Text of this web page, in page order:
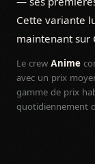
Cette variante
maintenant sur
Le crew Anime
avec un prix
gamme de prix
quotidiennement